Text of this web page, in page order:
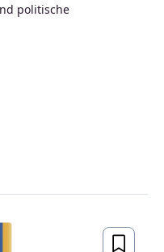
politische